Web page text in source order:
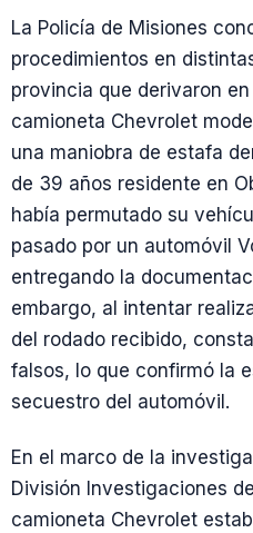
La Policía de Misiones
procedimientos en
provincia que derivaron
camioneta Chevrolet
una maniobra de estafa
de 39 años residente en
había permutado su
pasado por un automóvil
entregando la
embargo, al intentar
del rodado recibido,
falsos, lo que confirmó la
secuestro del automóvil.
En el marco de la
División Investigaciones
camioneta Chevrolet